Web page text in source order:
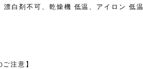
白剤不可、乾燥機 低温、アイロン 低温
注意】